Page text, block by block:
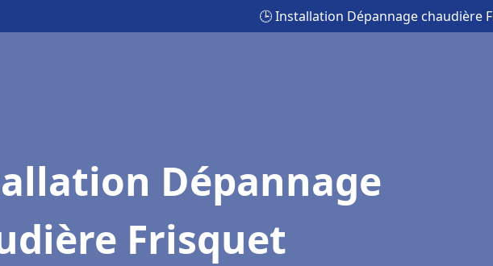
🕒 Installation Dépannage chaudière
Dépannage
Frisquet